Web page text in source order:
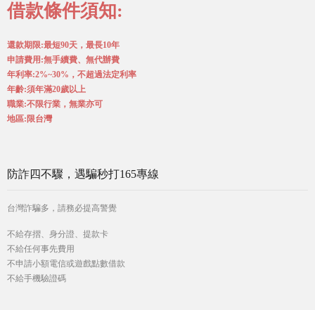
借款條件須知:
還款期限:最短90天，最長10年
申請費用:無手續費、無代辦費
年利率:2%~30%，不超過法定利率
年齡:須年滿20歲以上
職業:不限行業，無業亦可
地區:限台灣
防詐四不驟，遇騙秒打165專線
台灣詐騙多，請務必提高警覺
不給存摺、身分證、提款卡
不給任何事先費用
不申請小額電信或遊戲點數借款
不給手機驗證碼